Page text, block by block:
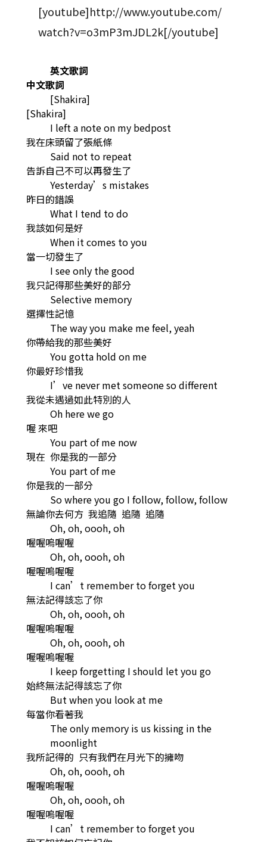
[youtube]http://www.youtube.com/
watch?v=o3mP3mJDL2k[/youtube]
英文歌詞
中文歌詞
[Shakira]
[Shakira]
I left a note on my bedpost
我在床頭留了張紙條
Said not to repeat
告訴自己不可以再發生了
Yesterday’s mistakes
昨日的錯誤
What I tend to do
我該如何是好
When it comes to you
當一切發生了
I see only the good
我只記得那些美好的部分
Selective memory
選擇性記憶
The way you make me feel, yeah
你帶給我的那些美好
You gotta hold on me
你最好珍惜我
I’ve never met someone so different
我從未遇過如此特別的人
Oh here we go
喔 來吧
You part of me now
現在 你是我的一部分
You part of me
你是我的一部分
So where you go I follow, follow, follow
無論你去何方 我追隨 追隨 追隨
Oh, oh, oooh, oh
喔喔嗚喔喔
Oh, oh, oooh, oh
喔喔嗚喔喔
I can’t remember to forget you
無法記得該忘了你
Oh, oh, oooh, oh
喔喔嗚喔喔
Oh, oh, oooh, oh
喔喔嗚喔喔
I keep forgetting I should let you go
始終無法記得該忘了你
But when you look at me
每當你看著我
The only memory is us kissing in the
moonlight
我所記得的 只有我們在月光下的擁吻
Oh, oh, oooh, oh
喔喔嗚喔喔
Oh, oh, oooh, oh
喔喔嗚喔喔
I can’t remember to forget you